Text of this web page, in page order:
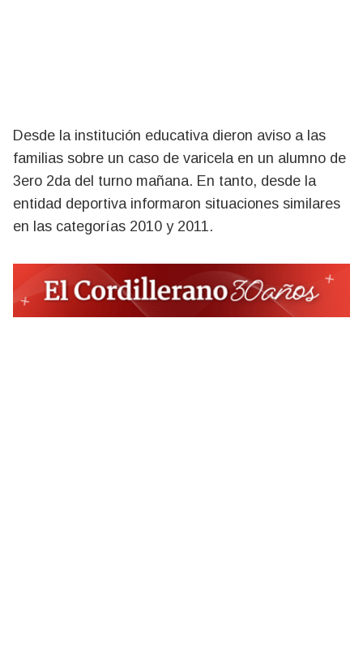
Desde la institución educativa dieron aviso a las
familias sobre un caso de varicela en un alumno de
3ero 2da del turno mañana. En tanto, desde la
entidad deportiva informaron situaciones similares
en las categorías 2010 y 2011.